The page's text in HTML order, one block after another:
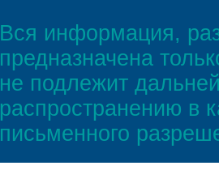
Вся информация,
предназначена
не подлежит
распространению в
письменного